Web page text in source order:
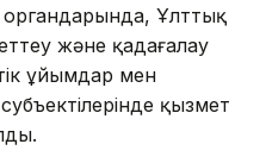
органдарында, Ұлттық
және қадағалау
ұйымдар мен
қызмет